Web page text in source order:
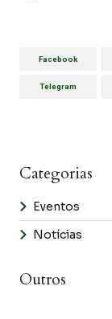
Facebook
Telegram
Categorias
Eventos
Notícias
Outros